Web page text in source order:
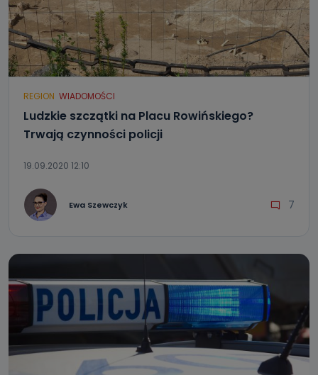
REGION WIADOMOŚCI
Ludzkie szczątki na Placu Rowińskiego?
Trwają czynności policji
19.09.2020 12:10
Ewa Szewczyk 7